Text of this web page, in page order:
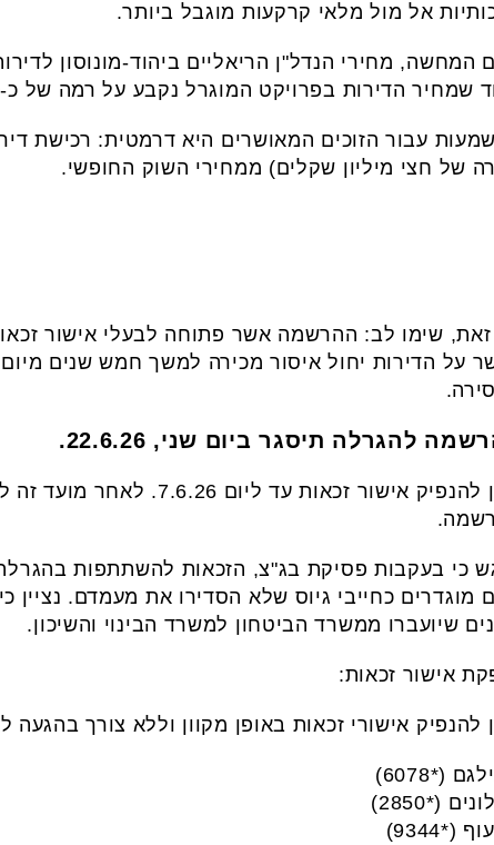
אל מול מלאי קרקעות מוגבל ביותר.
הדירות בפרויקט המוגרל נקבע על רמה של כ-20 אלף שקלים למ"ר לפני החלת ההנחה.
של חצי מיליון שקלים) ממחירי השוק החופשי.
שימו לב: ההרשמה אשר פתוחה לבעלי אישור
על הדירות יחול איסור מכירה למשך חמש שנים
להגרלה תיסגר ביום שני, 22.6.26.
ניתן להנפיק אישור
כי בעקבות פסיקת בג"צ, הזכאות להשתתפות
מוגדרים כחייבי גיוס שלא הסדירו את מעמדם.
שיועברו ממשרד הביטחון למשרד הבינוי והשיכון.
אישור זכאות:
להנפיק אישורי זכאות באופן מקוון וללא צורך בהגעה
(*6078)
(*2850)
(*9344)